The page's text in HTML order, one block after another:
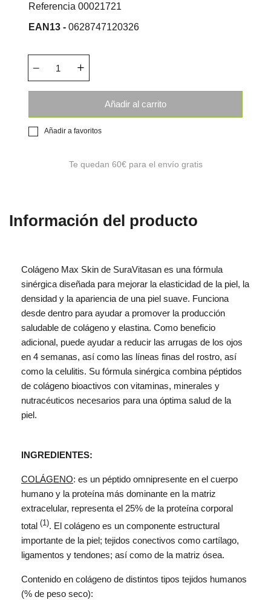
Referencia 00021721
EAN13 - 0628747120326
Añadir al carrito
Añadir a favoritos
Te quedan 60€para el envío gratis
Información del producto
Colágeno Max Skin de SuraVitasan es una fórmula
sinérgica diseñada para mejorar la elasticidad de la piel, la
densidad y la apariencia de una piel suave. Funciona
desde dentro para ayudar a promover la producción
saludable de colágeno y elastina. Como beneficio
adicional, puede ayudar a reducir las arrugas de los ojos
en 4 semanas, así como las líneas finas del rostro, así
como la celulitis. Su fórmula sinérgica combina péptidos
de colágeno bioactivos con vitaminas, minerales y
nutracéuticos necesarios para una óptima salud de la
piel.
INGREDIENTES:
COLÁGENO: es un péptido omnipresente en el cuerpo
humano y la proteína más dominante en la matriz
extracelular, representa el 25% de la proteína corporal
total (1). El colágeno es un componente estructural
importante de la piel; tejidos conectivos como cartílago,
ligamentos y tendones; así como de la matriz ósea.
Contenido en colágeno de distintos tipos tejidos humanos
(% de peso seco):